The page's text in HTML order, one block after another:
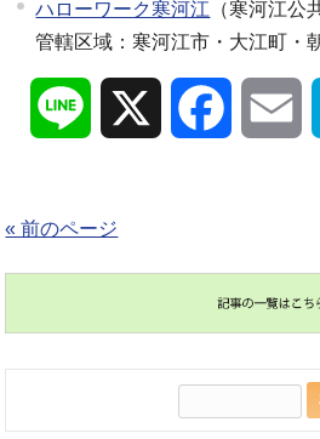
ハローワーク寒河江 （寒河江公
管轄区域：寒河江市・大江町・
Line Facebook
« 前のページ